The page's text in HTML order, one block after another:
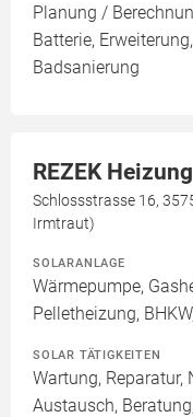
Planung /
Batterie,
Badsanierung
REZEK
Schlossstrasse 16,
Irmtraut)
SOLARANLAGE
Wärmepumpe,
Pelletheizung,
SOLAR TÄTIGKEITEN
Wartung,
Austausch,